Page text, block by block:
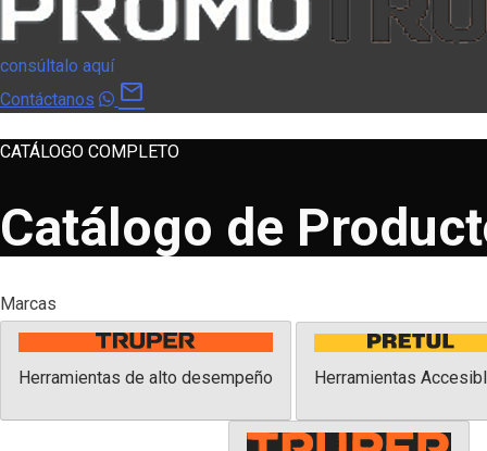
consúltalo aquí
Contáctanos
mail
CATÁLOGO COMPLETO
Catálogo de
Marcas
Herramientas de alto desempeño Herramientas